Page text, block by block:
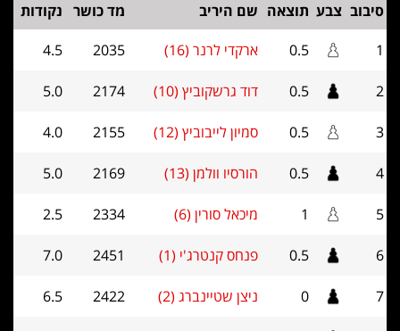
סיבוב צבע תוצאה שם היריב מד כושר נקודות
1
0.5 ארקדי לרנר (16) 2035
4.5
2
0.5 דוד גרשקוביץ (10) 2174
5.0
3
0.5 סמיון לייבוביץ (12) 2155
4.0
4
0.5 הורסיו וולמן (13) 2169
5.0
5
1 מיכאל סורין (6) 2334
2.5
6
0.5 פנחס קנטרג'י (1) 2451
7.0
7
0 ניצן שטיינברג (2) 2422
6.5